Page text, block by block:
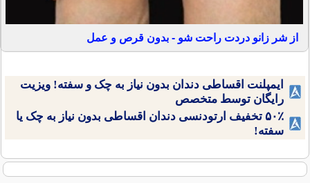
از شر زانو دردت راحت شو - بدون قرص و عمل
ایمپلنت اقساطی دندان بدون نیاز به چک و سفته! ویزیت
رایگان توسط متخصص
۵۰٪ تخفیف ارتودنسی دندان اقساطی بدون نیاز به چک یا
سفته!